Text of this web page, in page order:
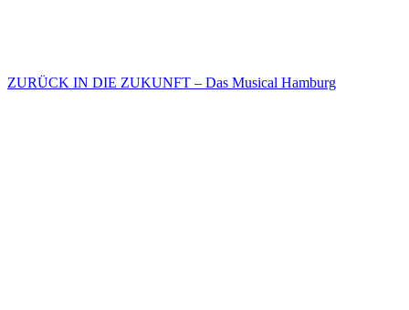
ZURÜCK IN DIE ZUKUNFT – Das Musical Hamburg